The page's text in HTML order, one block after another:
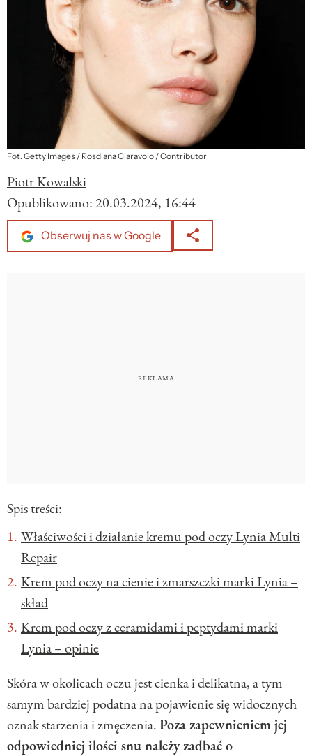
Fot. Getty Images / Rosdiana Ciaravolo / Contributor
Piotr Kowalski
Opublikowano:20.03.2024, 16:44
Obserwuj nas w Google
Spis treści:
Właściwości i działanie kremu pod oczy Lynia Multi
Repair
Krem pod oczy na cienie i zmarszczki marki Lynia –
skład
Krem pod oczy z ceramidami i peptydami marki
Lynia – opinie
Skóra w okolicach oczu jest cienka i delikatna, a tym
samym bardziej podatna na pojawienie się widocznych
oznak starzenia i zmęczenia.Poza zapewnieniem jej
odpowiedniej ilości snu należy zadbać o